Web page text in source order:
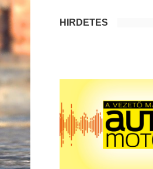
HIRDETÉS